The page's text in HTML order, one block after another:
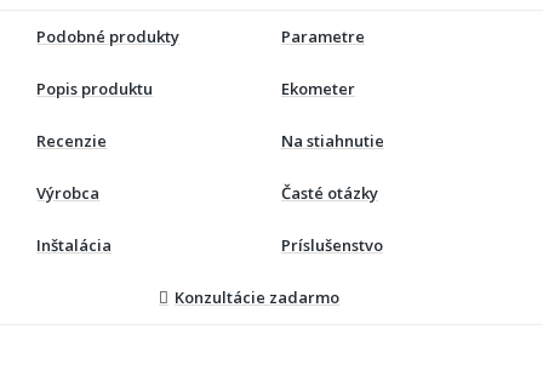
Podobné produkty Parametre
Popis produktu Ekometer
Recenzie Na stiahnutie
Výrobca Časté otázky
Inštalácia Príslušenstvo
Konzultácie zadarmo